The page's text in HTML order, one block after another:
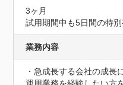
3ヶ月
試用期間中も5日間の特
業務内容
・急成長する会社の成長